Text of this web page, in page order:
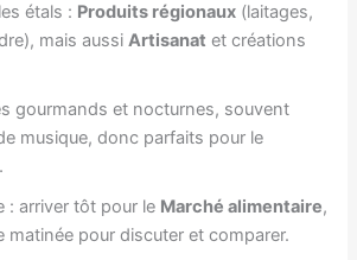
étals : Produits régionaux (laitages,
mais aussiArtisanat et créations
gourmands et nocturnes, souvent
musique, donc parfaits pour le
.
: arriver tôt pour le Marché alimentaire,
matinée pour discuter et comparer.